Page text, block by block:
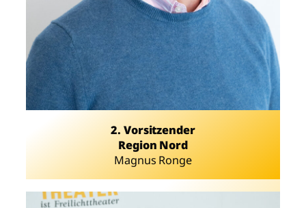
2. Vorsitzender
Region Nord
Magnus Ronge